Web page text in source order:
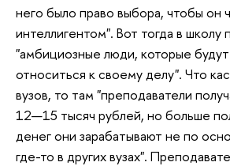
него было право выбора, чтобы он
интеллигентом". Вот тогда в школу
"амбициозные люди, которые
относиться к своему делу". Что
вузов, то там "преподаватели
12—15 тысяч рублей, но больше
денег они зарабатывают не по
где-то в других вузах".